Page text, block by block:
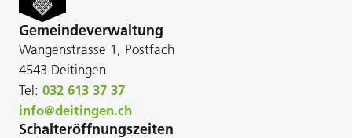
Gemeindeverwaltung
Wangenstrasse 1, Postfach
4543 Deitingen
Tel: 032 613 37 37
info@deitingen.ch
Schalteröffnungszeiten